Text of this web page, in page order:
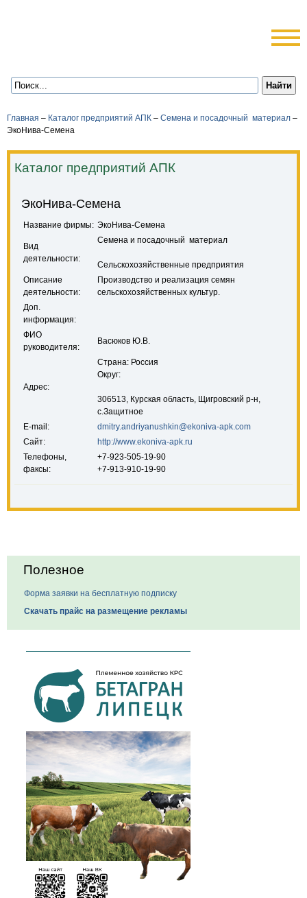
Главная – Каталог предприятий АПК – Семена и посадочный материал –
ЭкоНива-Семена
Каталог предприятий АПК
ЭкоНива-Семена
Название фирмы: ЭкоНива-Семена
Вид
деятельности:
Семена и посадочный материал
Сельскохозяйственные предприятия
Описание
деятельности:
Производство и реализация семян
сельскохозяйственных культур.
Доп.
информация:
ФИО
руководителя:
Васюков Ю.В.
Адрес:
Страна: Россия
Округ:
306513, Курская область, Щигровский р-н,
с.Защитное
E-mail:
dmitry.andriyanushkin@ekoniva-apk.com
Сайт:
http://www.ekoniva-apk.ru
Телефоны,
факсы:
+7-923-505-19-90
+7-913-910-19-90
Полезное
Форма заявки на бесплатную подписку
Скачать прайс на размещение рекламы